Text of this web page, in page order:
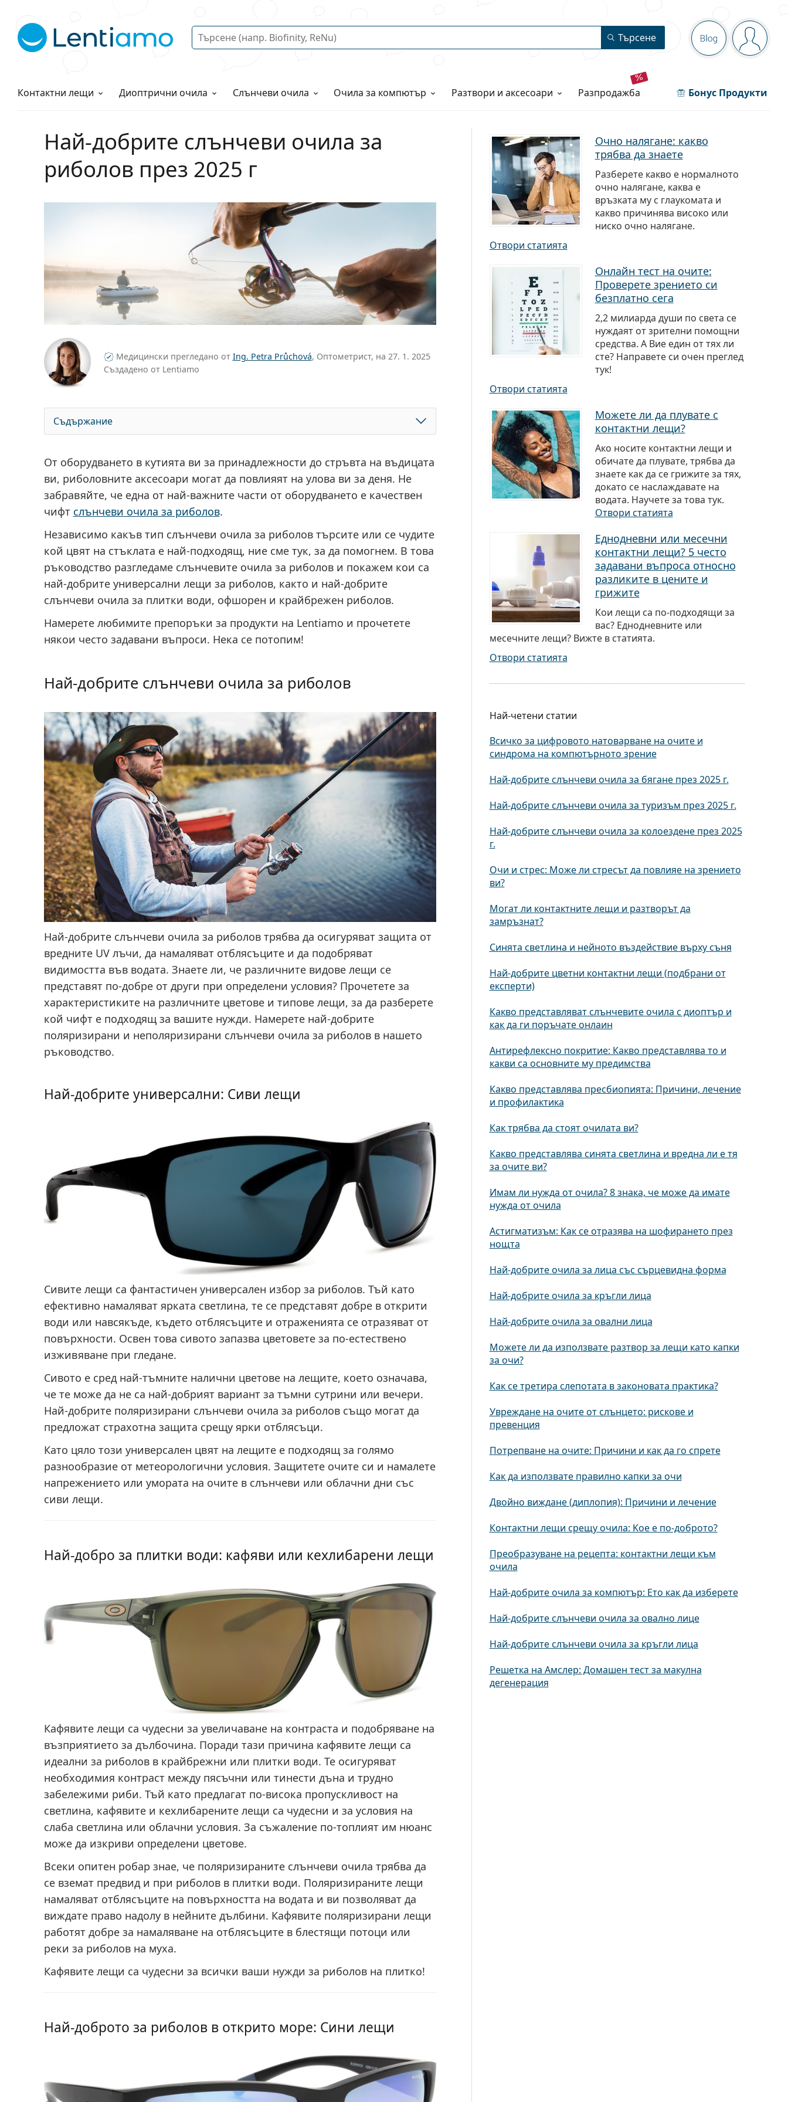
Navigation
Blog Вие сте
Търсене Търсене
Контактни лещи
Разтвори Диоптрични очила Слънчеви очила Очила за компютър Разтвори и аксесоари разпродажба Бонус Продукти
Как да поръчам?
Най-добрите слънчеви очила за
риболов през 2025 г
Медицински прегледано от Ing. Petra Průchová, Оптометрист, на 27. 1. 2025
Създадено от Lentiamo
Съдържание
От оборудването в кутията ви за принадлежности до стръвта на въдицата
ви, риболовните аксесоари могат да повлияят на улова ви за деня. Не
забравяйте, че една от най-важните части от оборудването е качествен
чифт слънчеви очила за риболов.
Независимо какъв тип слънчеви очила за риболов търсите или се чудите
кой цвят на стъклата е най-подходящ, ние сме тук, за да помогнем. В това
ръководство разгледаме слънчевите очила за риболов и покажем кои са
най-добрите универсални лещи за риболов, както и най-добрите
слънчеви очила за плитки води, офшорен и крайбрежен риболов.
Намерете любимите препоръки за продукти на Lentiamo и прочетете
някои често задавани въпроси. Нека се потопим!
Най-добрите слънчеви очила за риболов
Най-добрите слънчеви очила за риболов трябва да осигуряват защита от
вредните UV лъчи, да намаляват отблясъците и да подобряват
видимостта във водата. Знаете ли, че различните видове лещи се
представят по-добре от други при определени условия? Прочетете за
характеристиките на различните цветове и типове лещи, за да разберете
кой чифт е подходящ за вашите нужди. Намерете най-добрите
поляризирани и неполяризирани слънчеви очила за риболов в нашето
ръководство.
Най-добрите универсални: Сиви лещи
Сивите лещи са фантастичен универсален избор за риболов. Тъй като
ефективно намаляват ярката светлина, те се представят добре в открити
води или навсякъде, където отблясъците и отраженията се отразяват от
повърхности. Освен това сивото запазва цветовете за по-естествено
изживяване при гледане.
Сивото е сред най-тъмните налични цветове на лещите, което означава,
че те може да не са най-добрият вариант за тъмни сутрини или вечери.
Най-добрите поляризирани слънчеви очила за риболов също могат да
предложат страхотна защита срещу ярки отблясъци.
Като цяло този универсален цвят на лещите е подходящ за голямо
разнообразие от метеорологични условия. Защитете очите си и намалете
напрежението или умората на очите в слънчеви или облачни дни със
сиви лещи.
Най-добро за плитки води: кафяви или кехлибарени лещи
Кафявите лещи са чудесни за увеличаване на контраста и подобряване на
възприятието за дълбочина. Поради тази причина кафявите лещи са
идеални за риболов в крайбрежни или плитки води. Те осигуряват
необходимия контраст между пясъчни или тинести дъна и трудно
забележими риби. Тъй като предлагат по-висока пропускливост на
светлина, кафявите и кехлибарените лещи са чудесни и за условия на
слаба светлина или облачни условия. За съжаление по-топлият им нюанс
може да изкриви определени цветове.
Всеки опитен робар знае, че поляризираните слънчеви очила трябва да
се вземат предвид и при риболов в плитки води. Поляризираните лещи
намаляват отблясъците на повърхността на водата и ви позволяват да
виждате право надолу в нейните дълбини. Кафявите поляризирани лещи
работят добре за намаляване на отблясъците в блестящи потоци или
реки за риболов на муха.
Кафявите лещи са чудесни за всички ваши нужди за риболов на плитко!
Най-доброто за риболов в открито море: Сини лещи
Очно налягане: какво
трябва да знаете
Разберете какво е нормалното
очно налягане, каква е
връзката му с глаукомата и
какво причинява високо или
ниско очно налягане.
Отвори статията
Онлайн тест на очите:
Проверете зрението си
безплатно сега
2,2 милиарда души по света се
нуждаят от зрителни помощни
средства. A Вие един от тях ли
сте? Направете си очен преглед
тук!
Отвори статията
Можете ли да плувате с
контактни лещи?
Ако носите контактни лещи и
обичате да плувате, трябва да
знаете как да се грижите за тях,
докато се наслаждавате на
водата. Научете за това тук.
Отвори статията
Еднодневни или месечни
контактни лещи? 5 често
задавани въпроса относно
разликите в цените и
грижите
Кои лещи са по-подходящи за
вас? Еднодневните или
месечните лещи? Вижте в статията.
Отвори статията
Най-четени статии
Всичко за цифровото натоварване на очите и
синдрома на компютърното зрение
Най-добрите слънчеви очила за бягане през 2025 г.
Най-добрите слънчеви очила за туризъм през 2025 г.
Най-добрите слънчеви очила за колоездене през 2025
г.
Очи и стрес: Може ли стресът да повлияе на зрението
ви?
Могат ли контактните лещи и разтворът да
замръзнат?
Синята светлина и нейното въздействие върху съня
Най-добрите цветни контактни лещи (подбрани от
експерти)
Какво представляват слънчевите очила с диоптър и
как да ги поръчате онлаин
Антирефлексно покритие: Какво представлява то и
какви са основните му предимства
Какво представлява пресбиопията: Причини, лечение
и профилактика
Как трябва да стоят очилата ви?
Какво представлява синята светлина и вредна ли е тя
за очите ви?
Имам ли нужда от очила? 8 знака, че може да имате
нужда от очила
Астигматизъм: Как се отразява на шофирането през
нощта
Най-добрите очила за лицa със сърцевидна форма
Най-добрите очила за кръгли лица
Най-добрите очила за овални лица
Можете ли да използвате разтвор за лещи като капки
за очи?
Как се третира слепотата в законовата практика?
Увреждане на очите от слънцето: рискове и
превенция
Потрепване на очите: Причини и как да го спрете
Как да използвате правилно капки за очи
Двойно виждане (диплопия): Причини и лечение
Контактни лещи срещу очила: Kое е по-доброто?
Преобразуване на рецепта: контактни лещи към
очила
Най-добрите очила за компютър: Ето как да изберете
Най-добрите слънчеви очила за овално лице
Най-добрите слънчеви очила за кръгли лица
Решетка на Амслер: Домашен тест за макулна
дегенерация